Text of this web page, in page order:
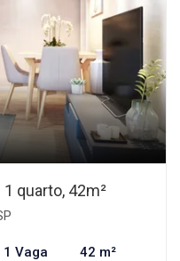
quarto, 42m²
1 Vaga 42 m²